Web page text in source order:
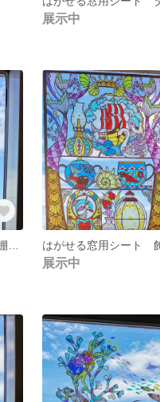
展示中
展示中